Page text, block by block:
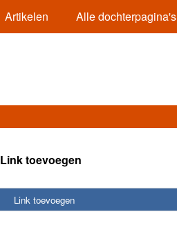
Artikelen Alle dochterpagina's
Link toevoegen
Link toevoegen